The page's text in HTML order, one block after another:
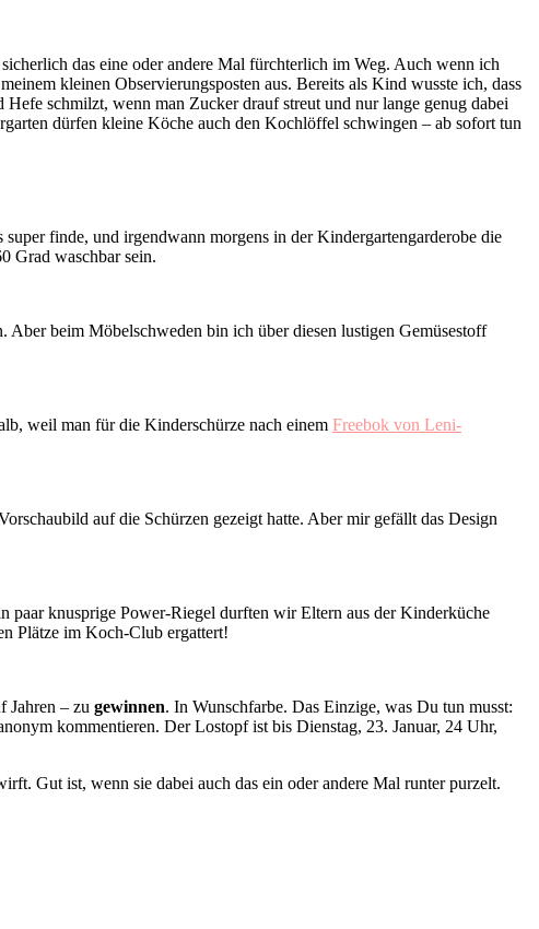
das eine oder andere Mal fürchterlich im Weg. Auch wenn ich
kleinen Observierungsposten aus. Bereits als Kind wusste ich, dass
schmilzt, wenn man Zucker drauf streut und nur lange genug dabei
dürfen kleine Köche auch den Kochlöffel schwingen – ab sofort tun
finde, und irgendwann morgens in der Kindergartengarderobe die
Grad waschbar sein.
Aber beim Möbelschweden bin ich über diesen lustigen Gemüsestoff
weil man für die Kinderschürze nach einem Freebok von Leni-
auf die Schürzen gezeigt hatte. Aber mir gefällt das Design
paar knusprige Power-Riegel durften wir Eltern aus der Kinderküche
Plätze im Koch-Club ergattert!
Jahren – zu gewinnen. In Wunschfarbe. Das Einzige, was Du tun musst:
kommentieren. Der Lostopf ist bis Dienstag, 23. Januar, 24 Uhr,
Gut ist, wenn sie dabei auch das ein oder andere Mal runter purzelt.